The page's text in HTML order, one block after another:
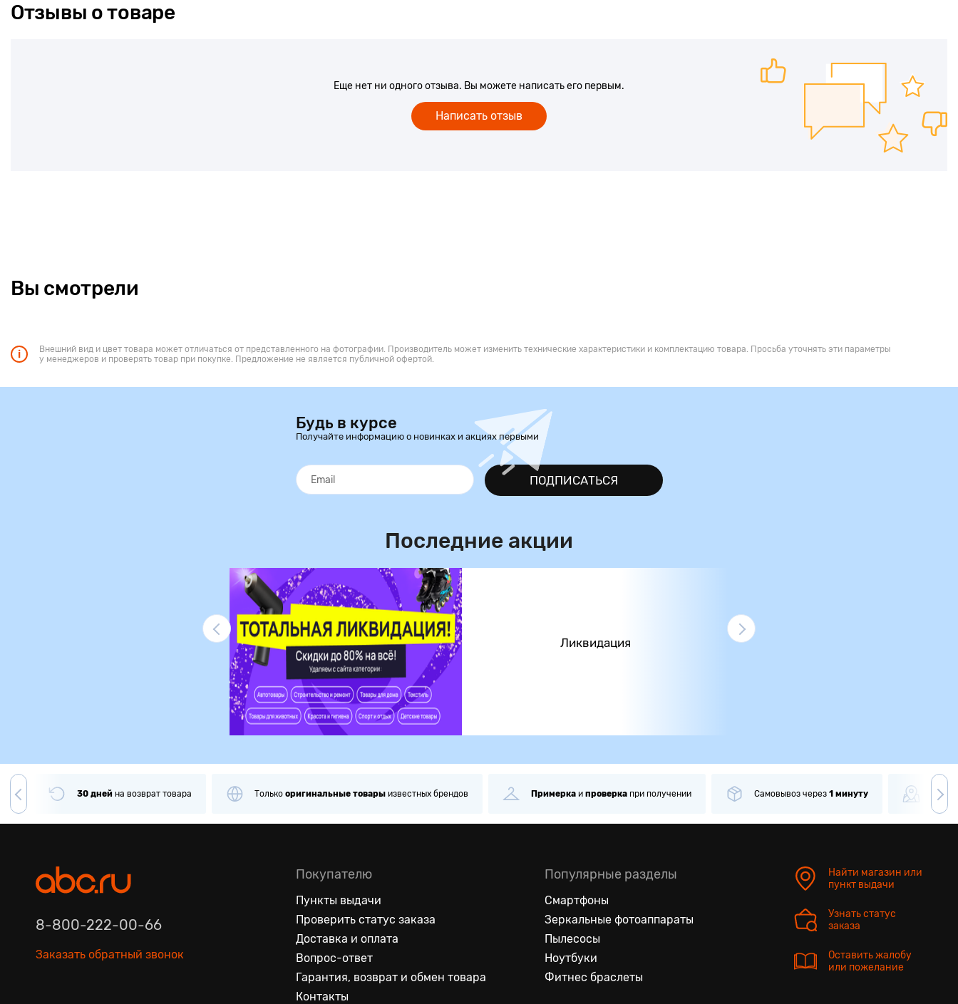
Отзывы о товаре
Еще нет ни одного отзыва. Вы можете написать его первым.
Написать отзыв
Вы смотрели
Внешний вид и цвет товара может отличаться от представленного на фотографии. Производитель может изменить технические характеристики и комплектацию товара. Просьба уточнять эти параметры
у менеджеров и проверять товар при покупке. Предложение не является публичной офертой.
Будь в курсе
Получайте информацию о новинках и акциях первыми
ПОДПИСАТЬСЯ
Последние акции
Ликвидация
30 дней на возврат товара Только оригинальные товары известных брендов Примерка и проверка при получении Самовывоз через 1 минуту Более
8-800-222-00-66
Заказать обратный звонок
Покупателю
Пункты выдачи
Проверить статус заказа
Доставка и оплата
Вопрос-ответ
Гарантия, возврат и обмен товара
Контакты
Популярные разделы
Смартфоны
Зеркальные фотоаппараты
Пылесосы
Ноутбуки
Фитнес браслеты
Найти магазин или
пункт выдачи
Узнать статус
заказа
Оставить жалобу
или пожелание